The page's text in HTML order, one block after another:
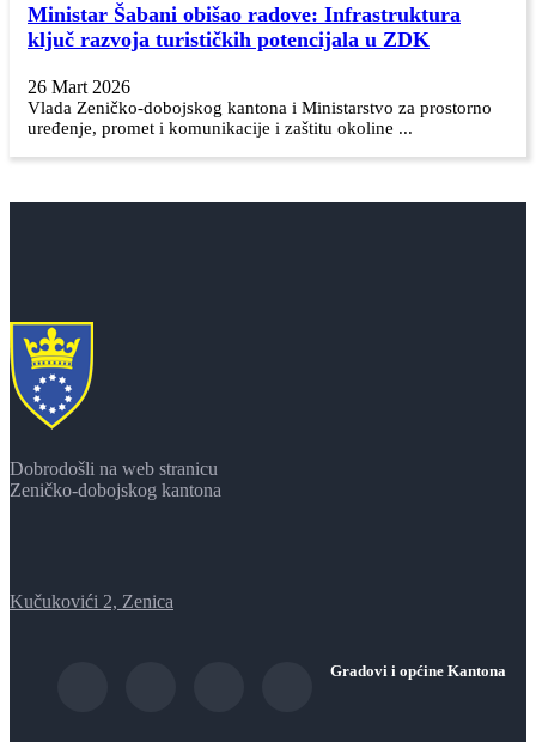
Ministar Šabani obišao radove: Infrastruktura
ključ razvoja turističkih potencijala u ZDK
26 Mart 2026
Vlada Zeničko-dobojskog kantona i Ministarstvo za prostorno
uređenje, promet i komunikacije i zaštitu okoline ...
Dobrodošli na web stranicu
Zeničko-dobojskog kantona
Kučukovići 2, Zenica
Gradovi i općine Kantona